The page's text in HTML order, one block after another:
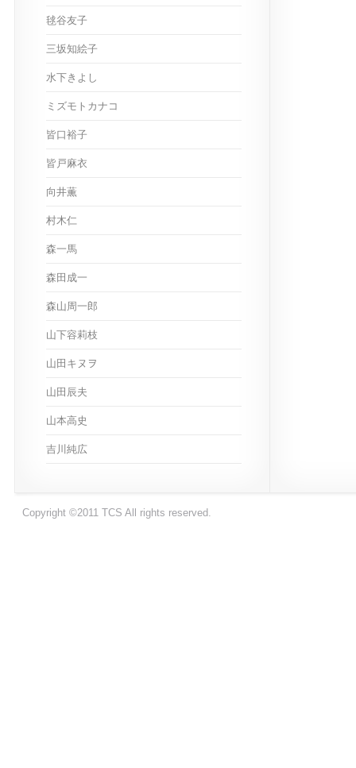
毬谷友子
三坂知絵子
水下きよし
ミズモトカナコ
皆口裕子
皆戸麻衣
向井薫
村木仁
森一馬
森田成一
森山周一郎
山下容莉枝
山田キヌヲ
山田辰夫
山本高史
吉川純広
Copyright ©2011 TCS All rights reserved.